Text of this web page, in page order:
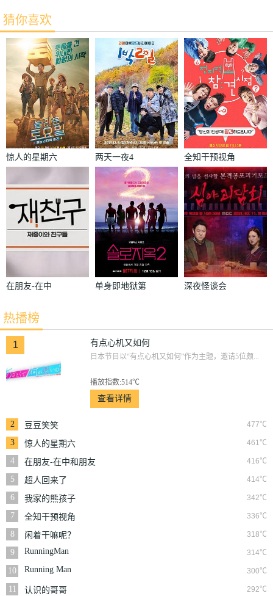
猜你喜欢
惊人的星期六 两天一夜4 全知干预视角
在朋友-在中
单身即地狱第
深夜怪谈会
热播榜
1 有点心机又如何
日本节目以“有点心机又如何”作为主题，邀请5位颇...
播放指数:514℃
查看详情
2 477℃
豆豆笑笑
3
461℃
惊人的星期六
4
416℃
在朋友-在中和朋友
们
5 414℃
超人回来了
6
342℃
我家的熊孩子
7
336℃
全知干预视角
8
318℃
闲着干嘛呢？
9
314℃
RunningMan
10 300℃
Running Man
11 292℃
认识的哥哥